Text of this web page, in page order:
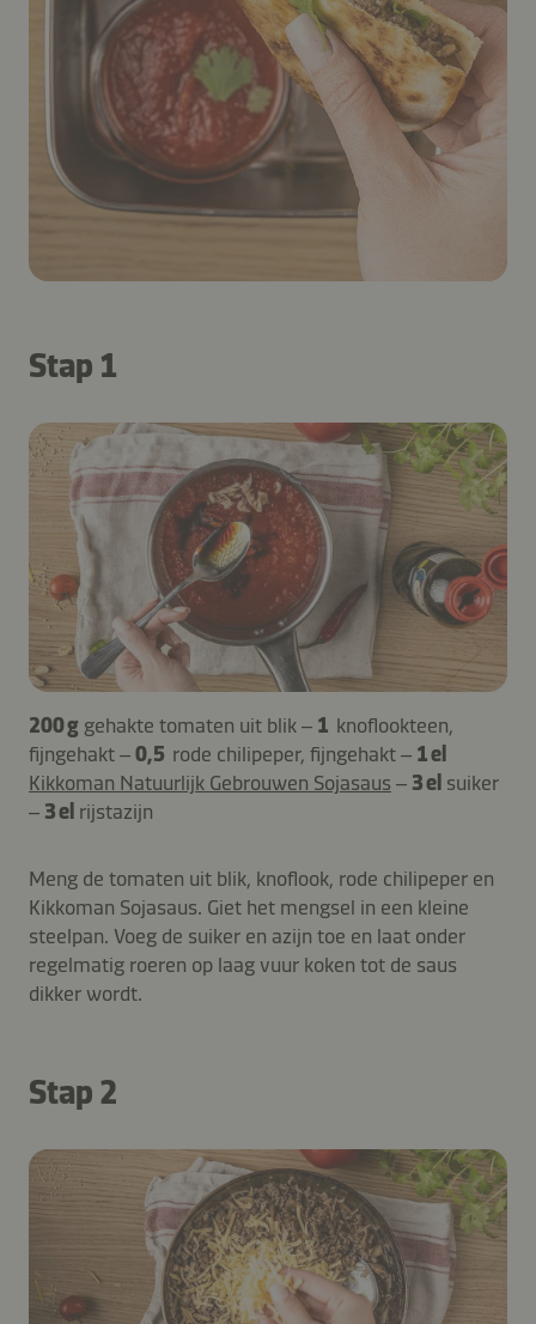
Stap 1
200 g gehakte tomaten uit blik – 1 knoflookteen,
fijngehakt –0,5 rode chilipeper, fijngehakt – 1 el
Kikkoman Natuurlijk Gebrouwen Sojasaus – 3 el suiker
– 3 el rijstazijn
Meng de tomaten uit blik, knoflook, rode chilipeper en
Kikkoman Sojasaus. Giet het mengsel in een kleine
steelpan. Voeg de suiker en azijn toe en laat onder
regelmatig roeren op laag vuur koken tot de saus
dikker wordt.
Stap 2